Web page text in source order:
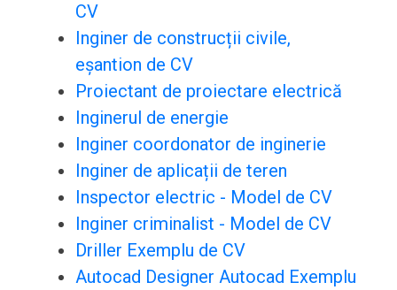
CV
Inginer de construcții civile,
eșantion de CV
Proiectant de proiectare electrică
Inginerul de energie
Inginer coordonator de inginerie
Inginer de aplicații de teren
Inspector electric - Model de CV
Inginer criminalist - Model de CV
Driller Exemplu de CV
Autocad Designer Autocad Exemplu